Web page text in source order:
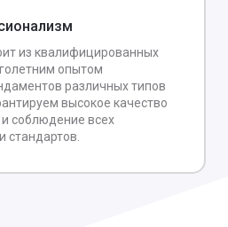
из квалифицированных
опытом
различных типов
высокое качество
соблюдение всех
стандартов.